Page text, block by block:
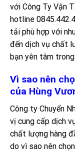
với Công Ty Vận
hotline
tải phù hợp với
đến dịch vụ chất
bạn yên tâm
Vì sao nên
của Hùng
Công ty Chuyển
vị cung cấp dịch
chất lượng hàng
do vì sao nên